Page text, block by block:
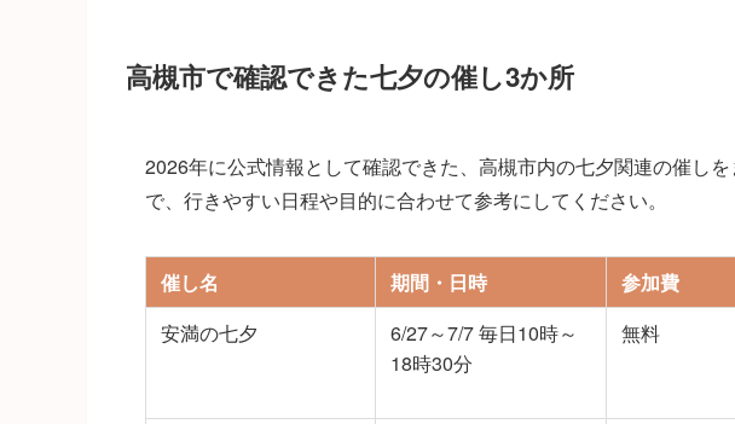
高槻市で確認できた七夕の催し3か所
2026年に公式情報として確認できた、高槻市内の七夕関連の催し
で、行きやすい日程や目的に合わせて参考にしてください。
催し名 期間・日時 参加費
安満の七夕
6/27～7/7 毎日10時～
18時30分
無料